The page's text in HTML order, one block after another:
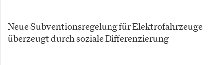
Neue Subventionsregelung für Elektrofahrzeuge
überzeugt durch soziale Differenzierung